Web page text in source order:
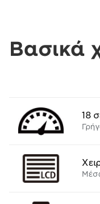
Βασικά
18